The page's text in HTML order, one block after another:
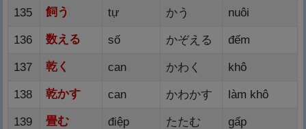
135 飼 う tự かう nuôi
136 数える số かぞえる đếm
137 乾く can かわく khô
138 乾かす can かわかす làm khô
139 畳む điệp たたむ gấp